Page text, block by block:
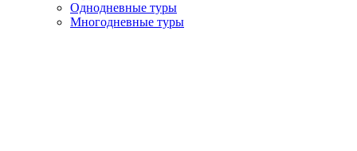
Однодневные туры
Многодневные туры